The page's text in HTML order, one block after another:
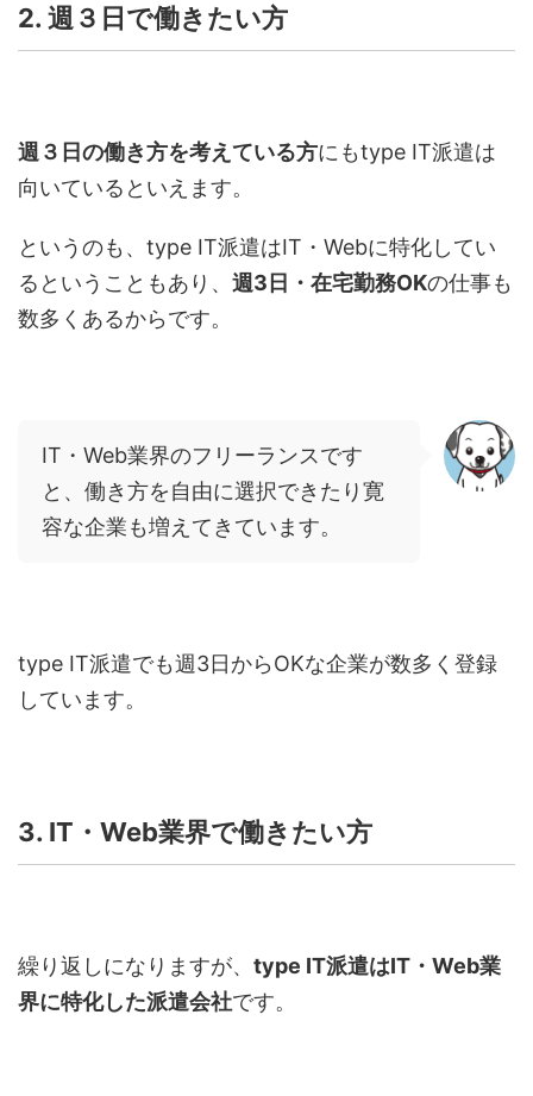
2. 週３日で働きたい方
週３日の働き方を考えている方にもtype IT派遣は
向いているといえます。
というのも、 type IT派遣はIT ・ Webに特化してい
るということもあり、 週3 日・在宅勤務OKの仕事も
数多くあるからです。
IT・Web業界のフリーランスです
と、働き方を自由に選択できたり寛
容な企業も増えてきています。
type IT派遣でも週3日からOKな企業が数多く登録
しています。
3. IT ・ Web業界で働きたい方
繰り返しになりますが、 type IT派遣はIT ・ Web業
界に特化した派遣会社です。